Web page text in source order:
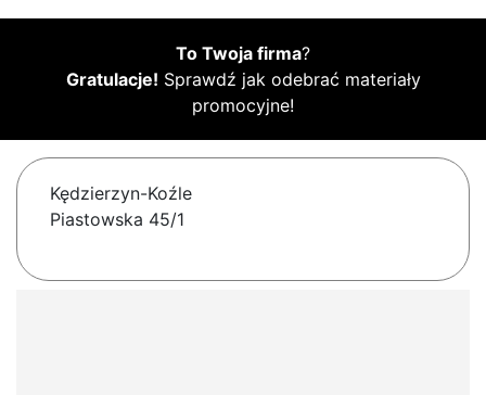
To Twoja firma?
Gratulacje! Sprawdź jak odebrać materiały
promocyjne!
Kędzierzyn-Koźle
Piastowska 45/1